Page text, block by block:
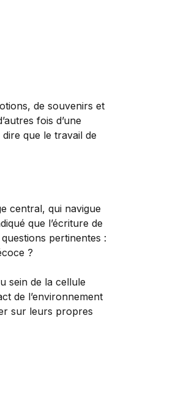
de souvenirs et
fois d’une
que le travail de
central, qui navigue
que l’écriture de
pertinentes :
?
sein de la cellule
de l’environnement
sur leurs propres